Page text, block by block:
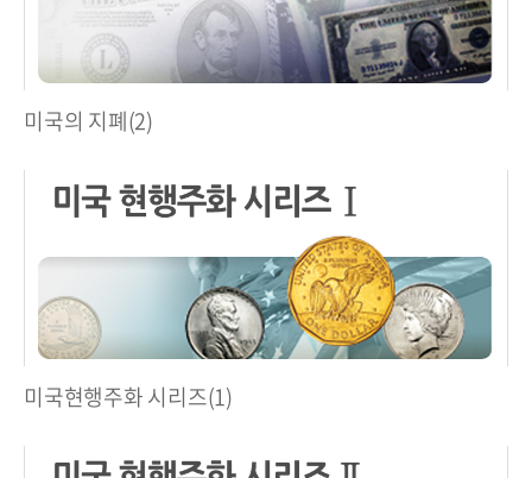
미국의 지폐(2)
미국현행주화 시리즈(1)